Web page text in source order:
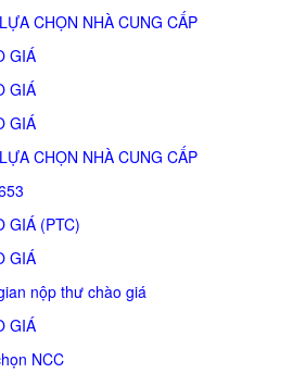
CHỌN NHÀ CUNG CẤP
GIÁ
GIÁ
GIÁ
CHỌN NHÀ CUNG CẤP
GIÁ (PTC)
GIÁ
nộp thư chào giá
GIÁ
NCC